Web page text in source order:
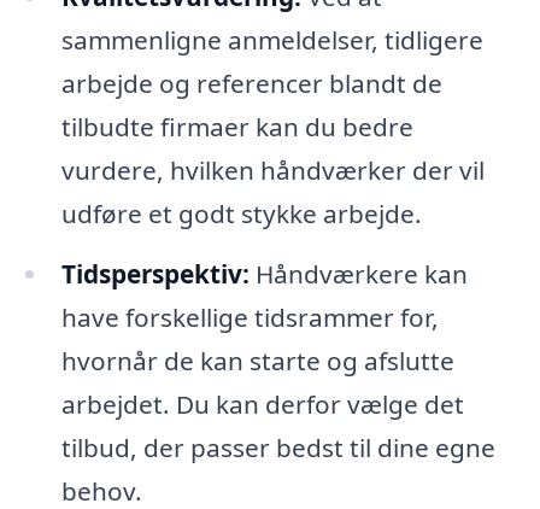
sammenligne anmeldelser, tidligere
arbejde og referencer blandt de
tilbudte firmaer kan du bedre
vurdere, hvilken håndværker der vil
udføre et godt stykke arbejde.
Tidsperspektiv: Håndværkere kan
have forskellige tidsrammer for,
hvornår de kan starte og afslutte
arbejdet. Du kan derfor vælge det
tilbud, der passer bedst til dine egne
behov.